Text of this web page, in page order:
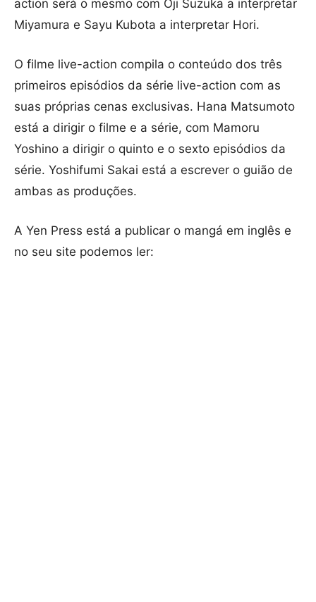
action será o mesmo com Ōji Suzuka a interpretar
Miyamura e Sayu Kubota a interpretar Hori.
O filme live-action compila o conteúdo dos três
primeiros episódios da série live-action com as
suas próprias cenas exclusivas. Hana Matsumoto
está a dirigir o filme e a série, com Mamoru
Yoshino a dirigir o quinto e o sexto episódios da
série. Yoshifumi Sakai está a escrever o guião de
ambas as produções.
A Yen Press está a publicar o mangá em inglês e
no seu site podemos ler: